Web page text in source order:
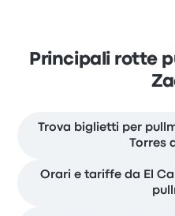
Principali rotte
Trova biglietti per
Torres
Orari e tariffe da El